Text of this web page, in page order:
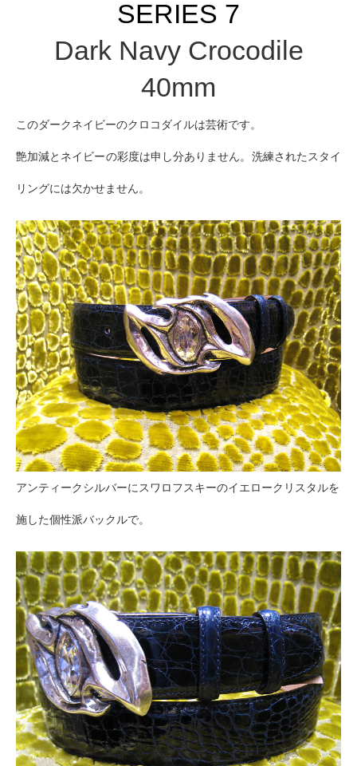
SERIES 7
Dark Navy Crocodile
40mm
このダークネイビーのクロコダイルは芸術です。
艶加減とネイビーの彩度は申し分ありません。洗練されたスタイ
リングには欠かせません。
アンティークシルバーにスワロフスキーのイエロークリスタルを
施した個性派バックルで。